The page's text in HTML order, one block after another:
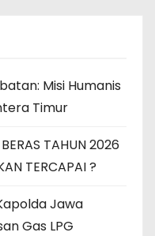
Misi Humanis
Timur
TAHUN 2026
TERCAPAI ?
Jawa
Gas LPG